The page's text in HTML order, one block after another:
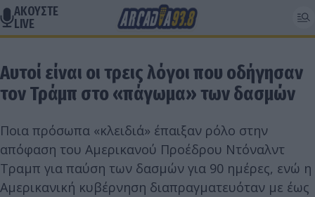
ΑΚΟΥΣΤΕ
LIVE
Αυτοί είναι οι τρεις λόγοι που οδήγησαν
τον Τράμπ στο «πάγωμα» των δασμών
Ποια πρόσωπα «κλειδιά» έπαιξαν ρόλο στην
απόφαση του Αμερικανού Προέδρου Ντόναλντ
Τραμπ για παύση των δασμών για 90 ημέρες, ενώ η
Αμερικανική κυβέρνηση διαπραγματευόταν με έως